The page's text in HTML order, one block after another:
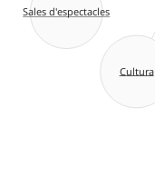
Sales d'espectacles
Cultura